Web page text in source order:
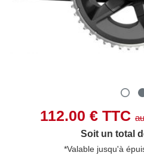
112.00 € TTC
Soit un total
*Valable jusqu'à